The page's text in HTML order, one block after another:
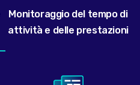
Monitoraggio del tempo di
attività e delle prestazioni